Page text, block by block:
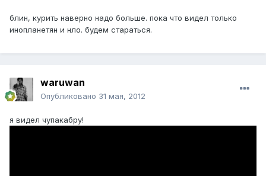
блин, курить наверно надо больше. пока что видел только
инопланетян и нло. будем стараться.
waruwan
Опубликовано 31 мая, 2012
я видел чупакабру!